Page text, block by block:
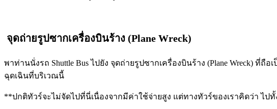
จุดถ่ายรูปซากเครื่องบินร้าง (Plane Wreck)
พาท่านนั่งรถ Shuttle Bus ไปยัง จุดถ่ายรูปซากเครื่องบินร้าง (Plane Wreck)
ฉุดเฉินที่บริเวณนี้
**ปกติทัวร์จะไม่จัดไปที่นี่เนื่องจากมีค่าใช้จ่ายสูง แต่ทางทัวร์ของเราคิดว่า ไป